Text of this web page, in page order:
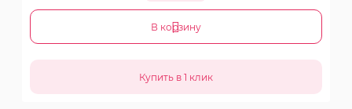
В корзину